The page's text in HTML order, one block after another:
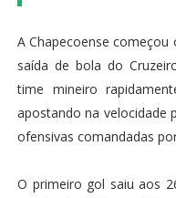
A Chapecoense
saída de bola do
time mineiro
apostando na velocidade
ofensivas comandadas
O primeiro gol saiu aos